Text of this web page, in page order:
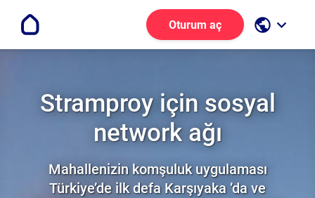
Oturum aç public keyboard_arrow_down
Stramproy için sosyal
network ağı
Mahallenizin komşuluk uygulaması
Türkiye’de ilk defa Karşıyaka ’da ve